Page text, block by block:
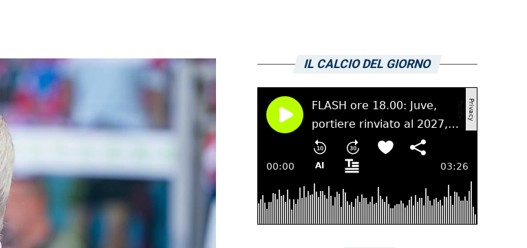
IL CALCIO DEL GIORNO